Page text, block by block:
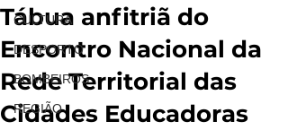
CULTURA
DESPORTO
BOMBEIROS
REGIÃO
Tábua anfitriã do
Encontro Nacional da
Rede Territorial das
Cidades Educadoras